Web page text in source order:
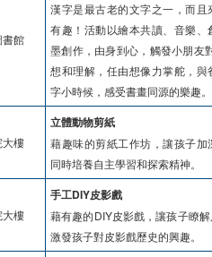
書館
漢字是最古老的文字之一，而且
有趣！活動以繪本共讀、音樂、
墨創作，由身到心，觸發小朋友
想和理解，任由想像力掌舵，與
字小時候，感受書畫同源的樂趣。
大樓
立體動物剪紙
藉趣味的剪紙工作坊，讓孩子加
同時培養自主學習和探索精神。
大樓
手工DIY皮影戲
藉有趣的DIY皮影戲，讓孩子瞭
激發孩子對皮影戲歷史的興趣。